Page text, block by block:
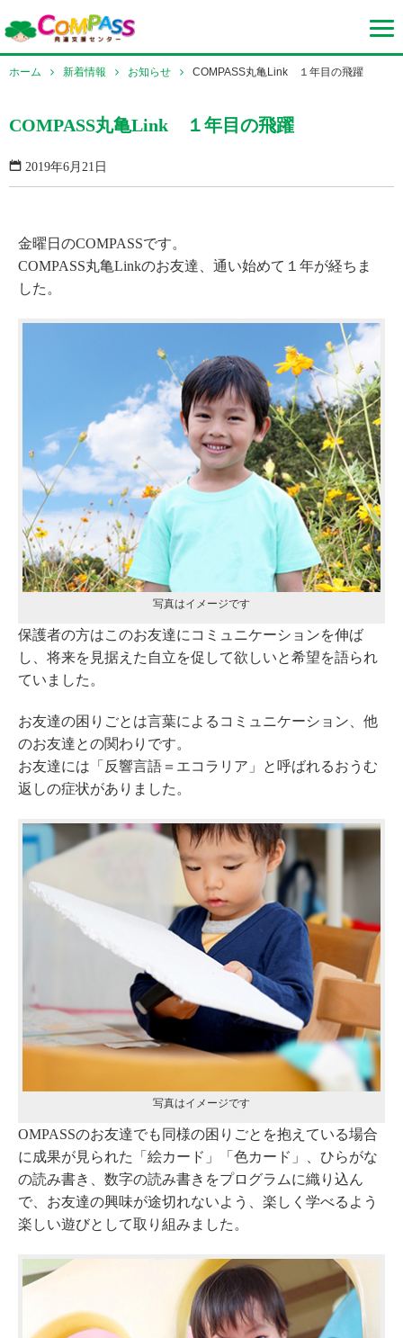
ホーム 新着情報 お知らせ COMPASS丸亀Link １年目の飛躍
COMPASS丸亀Link １年目の飛躍
2019年6月21日
金曜日のCOMPASSです。
COMPASS丸亀Linkのお友達、通い始めて１年が経ちま
した。
写真はイメージです
保護者の方はこのお友達にコミュニケーションを伸ば
し、将来を見据えた自立を促して欲しいと希望を語られ
ていました。
お友達の困りごとは言葉によるコミュニケーション、他
のお友達との関わりです。
お友達には「反響言語＝エコラリア」と呼ばれるおうむ
返しの症状がありました。
写真はイメージです
OMPASSのお友達でも同様の困りごとを抱えている場合
に成果が見られた「絵カード」「色カード」、ひらがな
の読み書き、数字の読み書きをプログラムに織り込ん
で、お友達の興味が途切れないよう、楽しく学べるよう
楽しい遊びとして取り組みました。